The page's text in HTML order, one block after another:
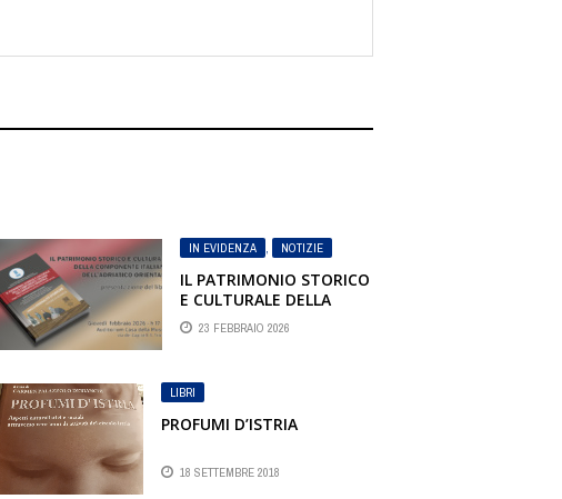
IN EVIDENZA , NOTIZIE
IL PATRIMONIO STORICO
E CULTURALE DELLA
COMPONENTE ITALIANA
DELL’ADRIATICO
23 FEBBRAIO 2026
LIBRI
PROFUMI D’ISTRIA
18 SETTEMBRE 2018